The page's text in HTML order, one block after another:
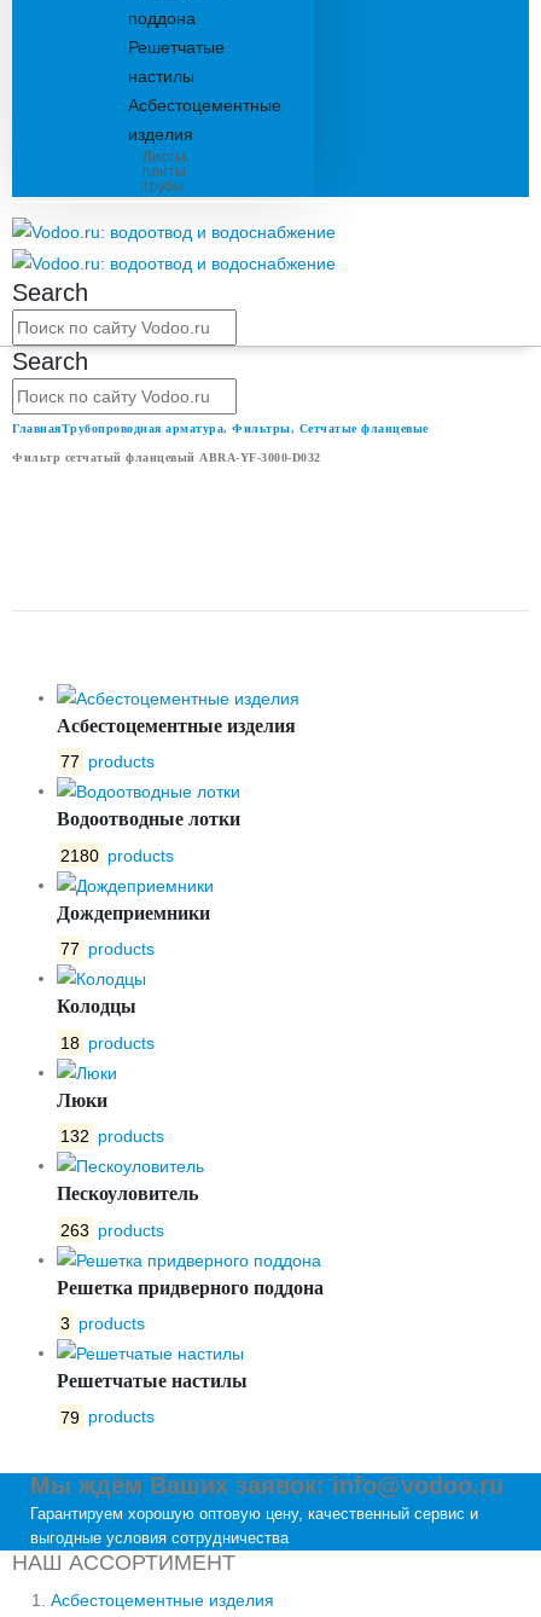
поддона
Решетчатые
настилы
Асбестоцементные
изделия
Листы,
плиты,
трубы
Search
Search
ГлавнаяТрубопроводная арматура, Фильтры, Сетчатые фланцевые
Фильтр сетчатый фланцевый ABRA-YF-3000-D032
Асбестоцементные изделия
77 products
Водоотводные лотки
2180 products
Дождеприемники
77 products
Колодцы
18 products
Люки
132 products
Пескоуловитель
263 products
Решетка придверного поддона
3 products
Решетчатые настилы
79 products
Мы ждём Ваших заявок: info@vodoo.ru
Гарантируем хорошую оптовую цену, качественный сервис и
выгодные условия сотрудничества
НАШ АССОРТИМЕНТ
Асбестоцементные изделия